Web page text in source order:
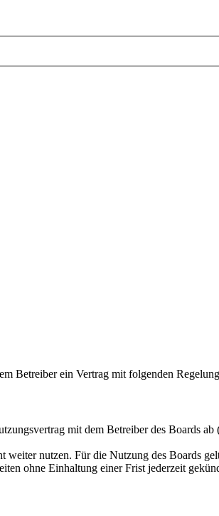
Betreiber ein Vertrag mit folgenden
mit dem Betreiber des Boards
nutzen. Für die Nutzung des Boards
ohne Einhaltung einer Frist jederzeit